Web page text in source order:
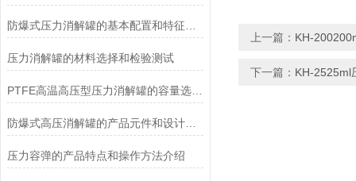
压力消解罐的材料选择和检验测试
PTFE高温高压型压力消解罐的容量选择和操作注意事项
防爆式高压消解罐的产品元件和设计特性
压力容弹的产品特点和操作方法介绍
上一篇： KH-
下一篇： KH-2525ml